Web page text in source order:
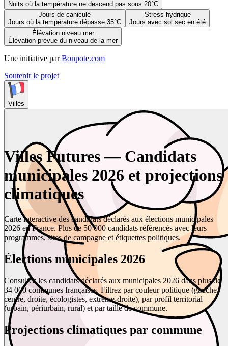
Nuits où la température ne descend pas sous 20°C
Jours de canicule
Jours où la température dépasse 35°C
Stress hydrique
Jours avec sol sec en été
Élévation niveau mer
Élévation prévue du niveau de la mer
Une initiative par Bonpote.com
Soutenir le projet
Villes
Villes Futures — Candidats
municipales 2026 et projections
climatiques
Carte interactive des candidats déclarés aux élections municipales
2026 en France. Plus de 50 000 candidats référencés avec leurs
programmes, sites de campagne et étiquettes politiques.
Élections municipales 2026
Consultez les candidats déclarés aux municipales 2026 dans plus de
34 000 communes françaises. Filtrez par couleur politique (gauche,
centre, droite, écologistes, extrême-droite), par profil territorial
(urbain, périurbain, rural) et par taille de commune.
Projections climatiques par commune